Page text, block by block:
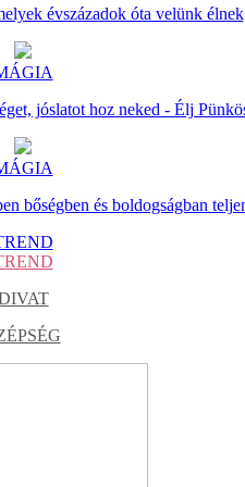
évszázadok óta velünk élnek
jóslatot hoz neked - Élj
bőségben és boldogságban